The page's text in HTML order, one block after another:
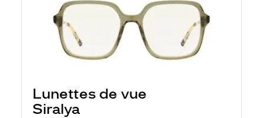
Lunettes de vue
Siralya